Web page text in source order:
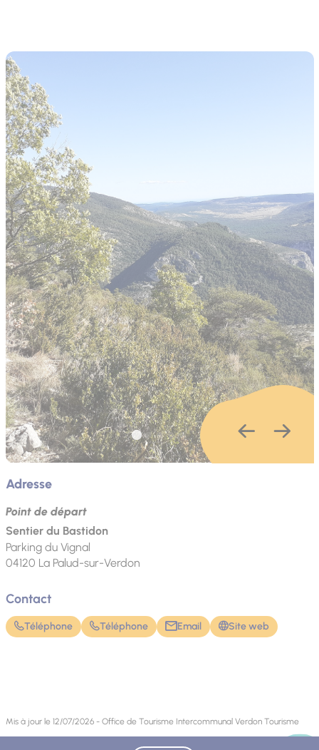
Adresse
Point de départ
Sentier du Bastidon
Parking du Vignal
04120 La Palud-sur-Verdon
Contact
Téléphone Téléphone Email Site web
Mis à jour le 12/07/2026 - Office de Tourisme Intercommunal Verdon Tourisme